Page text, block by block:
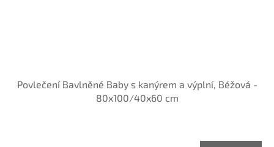
Povlečení Bavlněné Baby s kanýrem a výplní, Béžová -
80x100/40x60 cm